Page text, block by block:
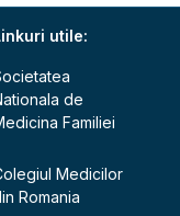
utile:
de
Familiei
Medicilor
Romania